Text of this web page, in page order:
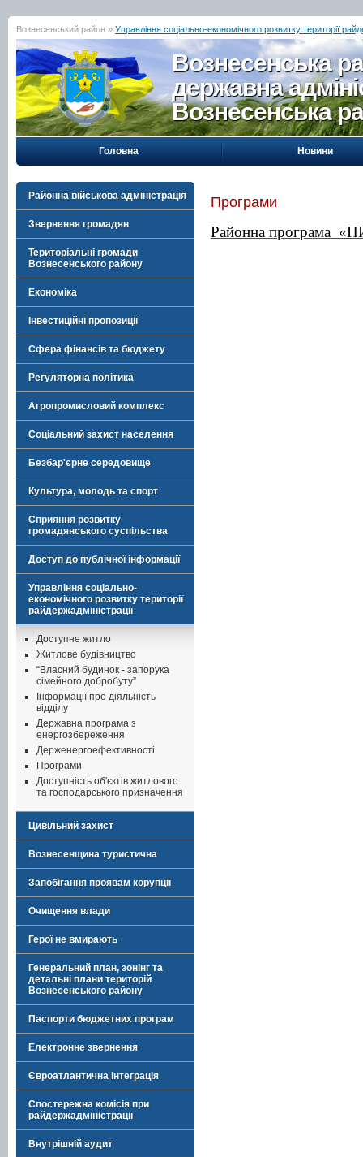
Вознесенський район » Управління соціально-економічного розвитку території
Вознесенська
державна
Вознесенська
Головна Новини
Районна військова адміністрація
Звернення громадян
Територіальні громади
Вознесенського району
Економіка
Інвестиційні пропозиції
Сфера фінансів та бюджету
Регуляторна політика
Агропромисловий комплекс
Соціальний захист населення
Безбар'єрне середовище
Культура, молодь та спорт
Сприяння розвитку
громадянського суспільства
Доступ до публічної інформації
Управління соціально-
економічного розвитку території
райдержадміністрації
Доступне житло
Житлове будівництво
“Власний будинок - запорука
сімейного добробуту”
Інформації про діяльність
відділу
Державна програма з
енергозбереження
Держенергоефективності
Програми
Доступність об'єктів житлового
та господарського призначення
Цивільний захист
Вознесенщина туристична
Запобігання проявам корупції
Очищення влади
Герої не вмирають
Генеральний план, зонінг та
детальні плани територій
Вознесенського району
Паспорти бюджетних програм
Електронне звернення
Євроатлантична інтеграція
Спостережна комісія при
райдержадміністрації
Внутрішній аудит
Програми
Районна програма